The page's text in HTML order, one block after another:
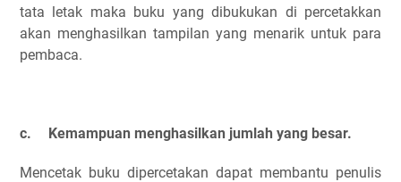
tata letak maka buku yang dibukukan di percetakkan
akan menghasilkan tampilan yang menarik untuk para
pembaca.
c. Kemampuan menghasilkan jumlah yang besar.
Mencetak buku dipercetakan dapat membantu penulis